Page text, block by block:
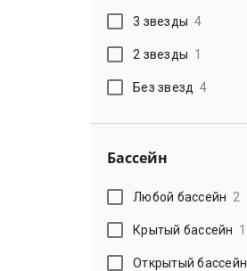
3 звезды 4
2 звезды 1
Без звезд 4
Бассейн
Любой бассейн 2
Крытый бассейн 1
Открытый бассейн